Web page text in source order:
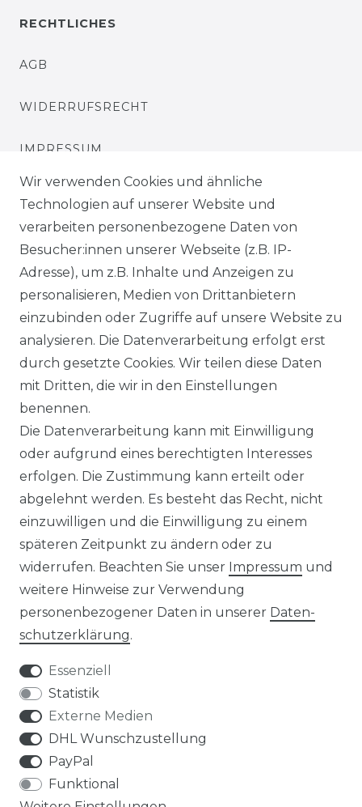
RECHTLICHES
AGB
WIDERRUFSRECHT
IMPRESSUM
DATENSCHUTZERKLÄRUNG
VERTRAG WIDERRUFEN Kontakt
SERVICE
KONTAKT
WIDERRUFSFORMULAR
DATENSCHUTZERKLÄRUNG
NEWSLETTER & KATALOG
MÖBEL AUFBAUANLEITUNGEN
ÜBER UNS
PHILOSOPHIE
LIVIPUR MÖBEL
Wir verwenden Cookies und ähnliche
Technologien auf unserer Website und
verarbeiten personenbezogene Daten von
Besucher:innen unserer Webseite (z.B. IP-
Adresse), um z.B. Inhalte und Anzeigen zu
personalisieren, Medien von Drittanbietern
einzubinden oder Zugriffe auf unsere Website zu
analysieren. Die Datenverarbeitung erfolgt erst
durch gesetzte Cookies. Wir teilen diese Daten
mit Dritten, die wir in den Einstellungen
benennen.
Die Datenverarbeitung kann mit Einwilligung
oder aufgrund eines berechtigten Interesses
erfolgen. Die Zustimmung kann erteilt oder
abgelehnt werden. Es besteht das Recht, nicht
einzuwilligen und die Einwilligung zu einem
späteren Zeitpunkt zu ändern oder zu
widerrufen. Beachten Sie unser Impressum und
weitere Hinweise zur Verwendung
personenbezogener Daten in unserer Daten­
schutz­erklärung.
Essenziell
Statistik
Externe Medien
DHL Wunschzustellung
PayPal
Funktional